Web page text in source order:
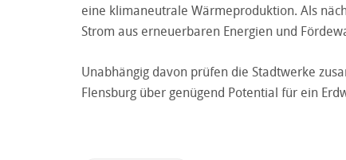
eine klimaneutrale Wärmeproduktion. Als
Strom aus erneuerbaren Energien und
Unabhängig davon prüfen die Stadtwerke
Flensburg über genügend Potential für ein